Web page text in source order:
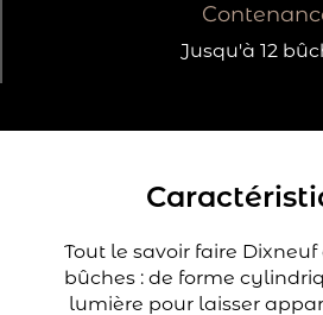
Jusqu'à 12
Tout le savoir faire
bûches : de forme
lumière pour laisser